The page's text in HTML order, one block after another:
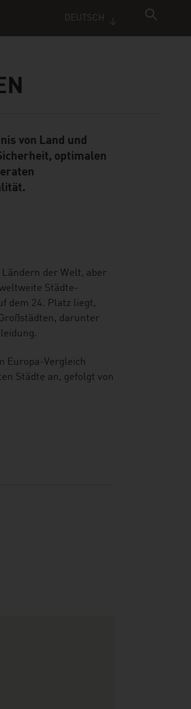
DEUTSCH
von Land und
optimalen
der Welt, aber
Städte-
dem 24. Platz liegt,
darunter
Europa-Vergleich
Städte an, gefolgt von